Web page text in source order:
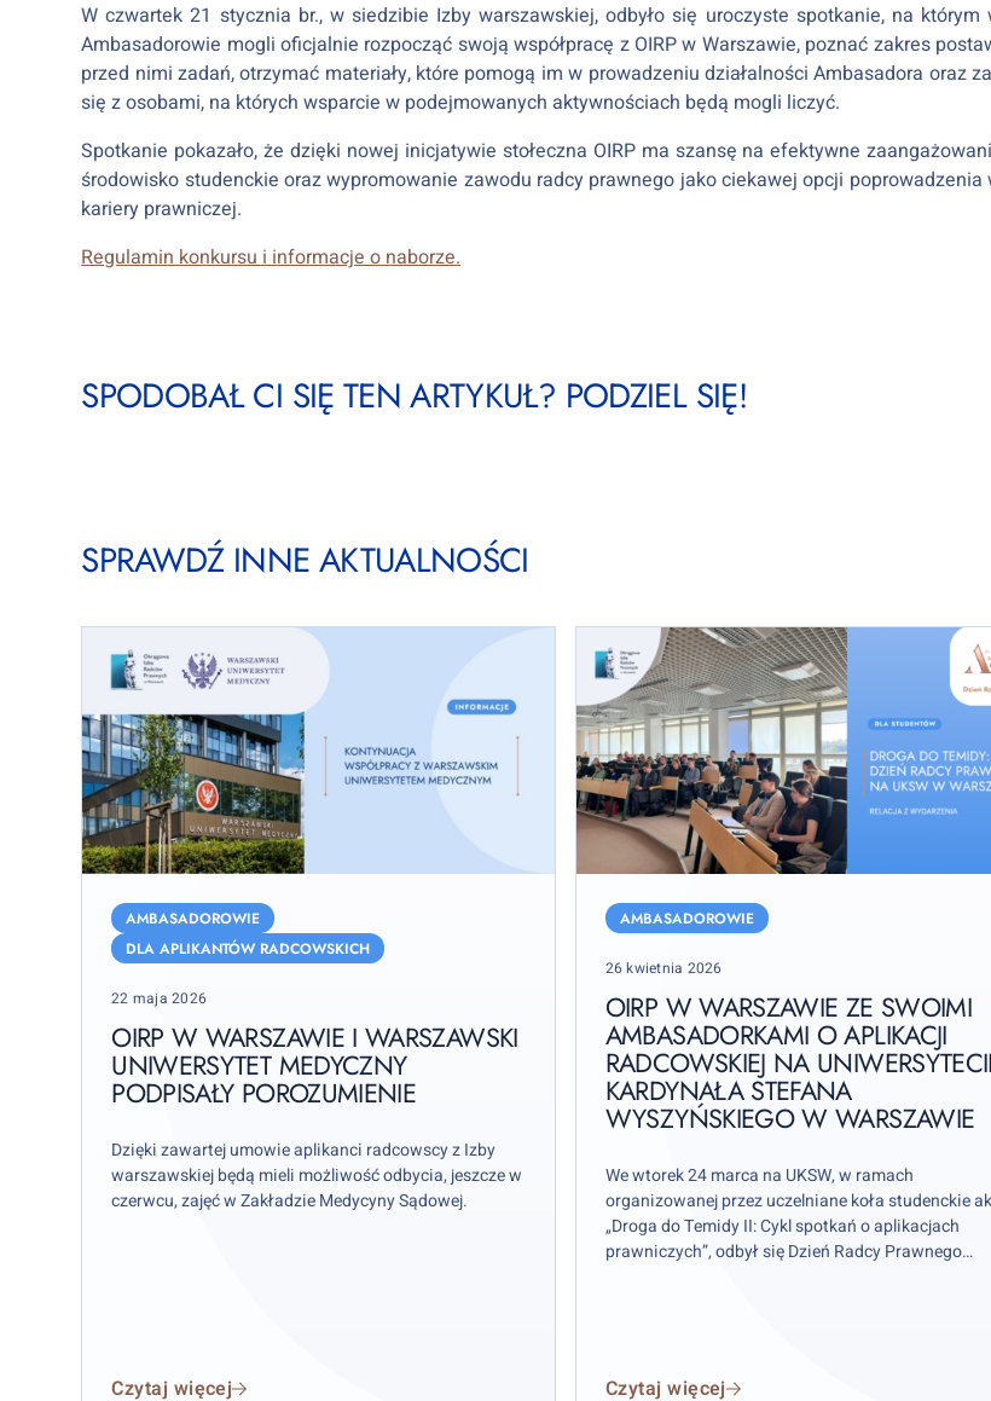
W czwartek 21 stycznia br., w siedzibie Izby warszawskiej, odbyło się uroczyste spotkanie, na którym
Ambasadorowie mogli oficjalnie rozpocząć swoją współpracę z OIRP w Warszawie, poznać zakres
przed nimi zadań, otrzymać materiały, które pomogą im w prowadzeniu działalności Ambasadora oraz
się z osobami, na których wsparcie w podejmowanych aktywnościach będą mogli liczyć.
Spotkanie pokazało, że dzięki nowej inicjatywie stołeczna OIRP ma szansę na efektywne
środowisko studenckie oraz wypromowanie zawodu radcy prawnego jako ciekawej opcji poprowadzenia
kariery prawniczej.
Regulamin konkursu i informacje o naborze.
SPODOBAŁ CI SIĘ TEN ARTYKUŁ? PODZIEL SIĘ!
SPRAWDŹ INNE AKTUALNOŚCI
Warszawie
Warszawski
Uniwersytet
Medyczny
podpisały
AMBASADOROWIE
DLA APLIKANTÓW RADCOWSKICH
Posted
22 maja 2026
OIRP W WARSZAWIE I WARSZAWSKI
UNIWERSYTET MEDYCZNY
PODPISAŁY POROZUMIENIE
Dzięki zawartej umowie aplikanci radcowscy z Izby
warszawskiej będą mieli możliwość odbycia, jeszcze w
czerwcu, zajęć w Zakładzie Medycyny Sądowej.
Czytaj więcej
swoimi
Ambasadorkami
aplikacji
radcowskiej
Uniwersytecie
Kardynała
Stefana
Wyszyńskiego
AMBASADOROWIE
Posted
26 kwietnia 2026
OIRP W WARSZAWIE ZE SWOIMI
AMBASADORKAMI O APLIKACJI
RADCOWSKIEJ NA
KARDYNAŁA STEFANA
WYSZYŃSKIEGO W WARSZAWIE
We wtorek 24 marca na UKSW, w ramach
organizowanej przez uczelniane koła studenckie
„Droga do Temidy II: Cykl spotkań o aplikacjach
prawniczych”, odbył się Dzień Radcy Prawnego
Czytaj więcej